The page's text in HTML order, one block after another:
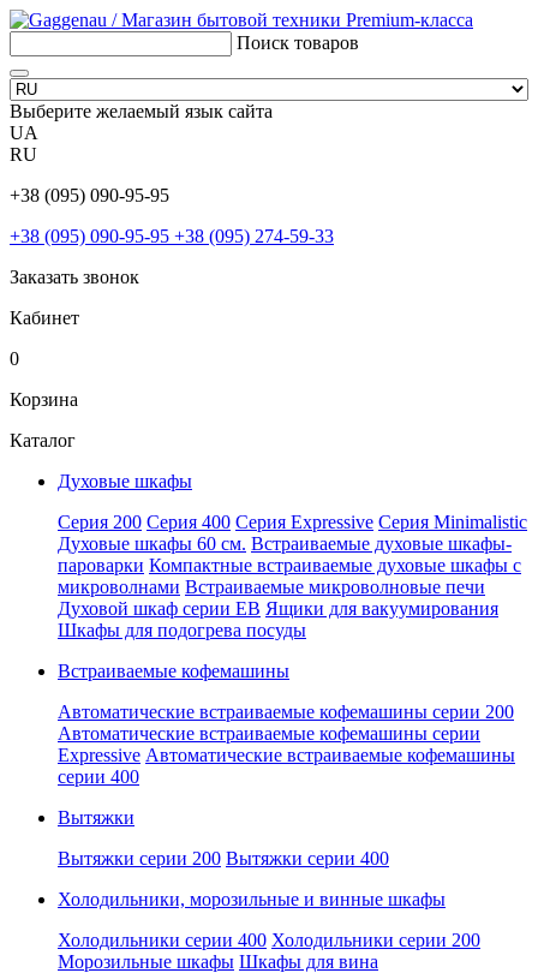
Поиск товаров
Выберите желаемый язык сайта
UA
RU
+38 (095) 090-95-95
+38 (095) 090-95-95 +38 (095) 274-59-33
Заказать звонок
Кабинет
0
Корзина
Каталог
Духовые шкафы
Серия 200 Серия 400 Серия Expressive Серия Minimalistic
Духовые шкафы 60 см. Встраиваемые духовые шкафы-
пароварки Компактные встраиваемые духовые шкафы с
микроволнами Встраиваемые микроволновые печи
Духовой шкаф серии EB Ящики для вакуумирования
Шкафы для подогрева посуды
Встраиваемые кофемашины
Автоматические встраиваемые кофемашины серии 200
Автоматические встраиваемые кофемашины серии
Expressive Автоматические встраиваемые кофемашины
серии 400
Вытяжки
Вытяжки серии 200 Вытяжки серии 400
Холодильники, морозильные и винные шкафы
Холодильники серии 400 Холодильники серии 200
Морозильные шкафы Шкафы для вина